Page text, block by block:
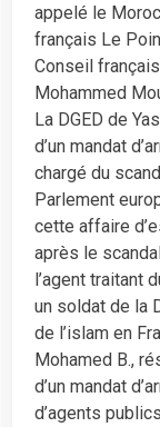
appelé le
français Le
Conseil
Mohammed
La DGED de
d’un mandat
chargé du
Parlement
cette affaire
après le
l’agent traitant
un soldat de la
de l’islam en
Mohamed B.,
d’un mandat
d’agents